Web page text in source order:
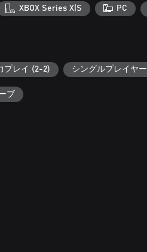
XBOX Series X|S PC
プレイ (2-2) シングルプレイヤー
ブ